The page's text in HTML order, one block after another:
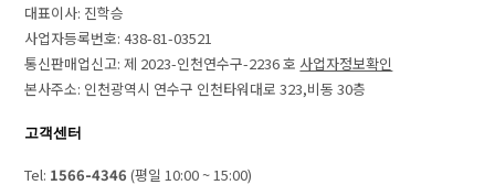
대표이사: 진학승
사업자등록번호: 438-81-03521
통신판매업신고: 제 2023-인천연수구-2236 호 사업자정보확인
본사주소: 인천광역시 연수구 인천타워대로 323,비동 30층
고객센터
Tel: 1566-4346 (평일 10:00 ~ 15:00)